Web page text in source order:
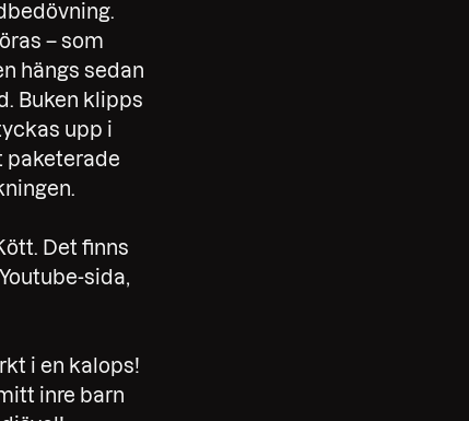
– som
hängs sedan
Buken klipps
upp i
paketerade
Det finns
sida,
i en kalops!
inre barn